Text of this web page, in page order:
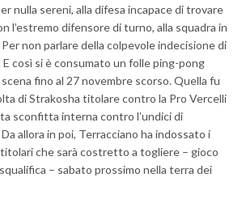
nulla sereni, alla difesa incapace di trovare
l’estremo difensore di turno, alla squadra in
non parlare della colpevole indecisione di
così si è consumato un folle ping-pong
fino al 27 novembre scorso. Quella fu
di Strakosha titolare contro la Pro Vercelli
sconfitta interna contro l’undici di
allora in poi, Terracciano ha indossato i
che sarà costretto a togliere – gioco
– sabato prossimo nella terra dei